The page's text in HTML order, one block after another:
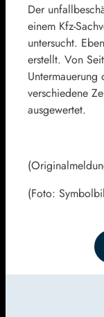
Der
einem Kfz-
untersucht.
erstellt. Von
verschiedene
ausgewertet.
(Foto: